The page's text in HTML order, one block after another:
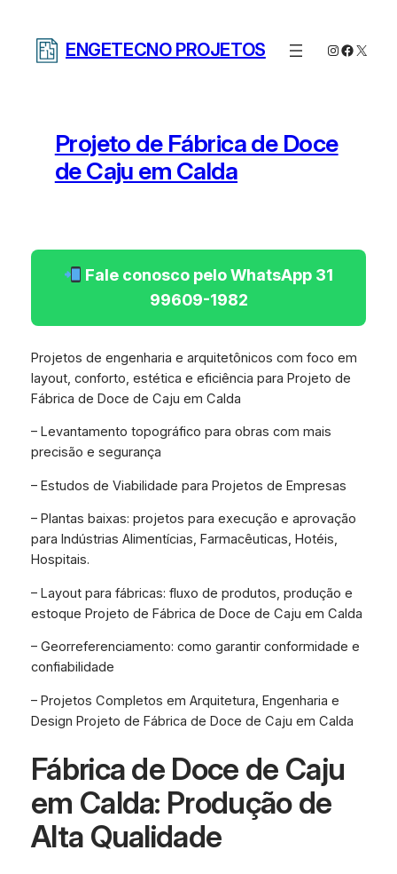
ENGETECNO PROJETOS Instagram
X
Projeto de Fábrica de Doce
de Caju em Calda
Fale conosco pelo WhatsApp 31
99609-1982
Projetos de engenharia e arquitetônicos com foco em
layout, conforto, estética e eficiência para Projeto de
Fábrica de Doce de Caju em Calda
– Levantamento topográfico para obras com mais
precisão e segurança
– Estudos de Viabilidade para Projetos de Empresas
– Plantas baixas: projetos para execução e aprovação
para Indústrias Alimentícias, Farmacêuticas, Hotéis,
Hospitais.
– Layout para fábricas: fluxo de produtos, produção e
estoque Projeto de Fábrica de Doce de Caju em Calda
– Georreferenciamento: como garantir conformidade e
confiabilidade
– Projetos Completos em Arquitetura, Engenharia e
Design Projeto de Fábrica de Doce de Caju em Calda
Fábrica de Doce de Caju
em Calda: Produção de
Alta Qualidade